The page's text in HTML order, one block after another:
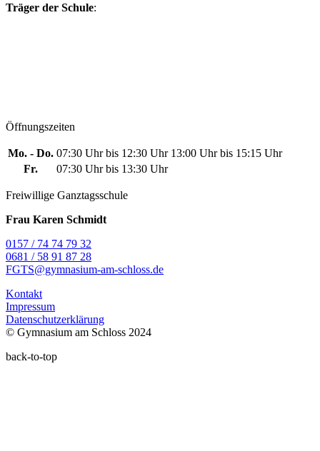
Träger der Schule:
Öffnungszeiten
Mo. - Do. 07:30 Uhr bis 12:30 Uhr 13:00 Uhr bis 15:15 Uhr
Fr.
07:30 Uhr bis 13:30 Uhr
Freiwillige Ganztagsschule
Frau Karen Schmidt
0157 / 74 74 79 32
0681 / 58 91 87 28
FGTS@gymnasium-am-schloss.de
Kontakt
Impressum
Datenschutzerklärung
© Gymnasium am Schloss 2024
back-to-top